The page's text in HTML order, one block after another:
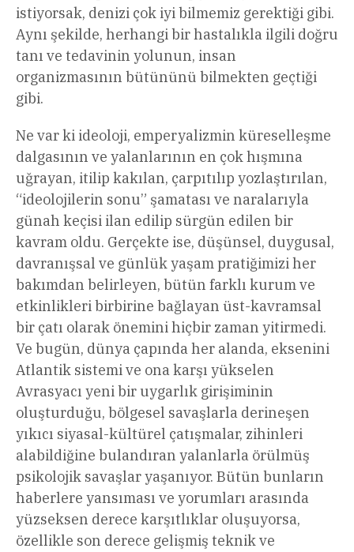
istiyorsak, denizi çok iyi bilmemiz gerektiği gibi.
Aynı şekilde, herhangi bir hastalıkla ilgili doğru
tanı ve tedavinin yolunun, insan
organizmasının bütününü bilmekten geçtiği
gibi.
Ne var ki ideoloji, emperyalizmin küreselleşme
dalgasının ve yalanlarının en çok hışmına
uğrayan, itilip kakılan, çarpıtılıp yozlaştırılan,
“ideolojilerin sonu” şamatası ve naralarıyla
günah keçisi ilan edilip sürgün edilen bir
kavram oldu. Gerçekte ise, düşünsel, duygusal,
davranışsal ve günlük yaşam pratiğimizi her
bakımdan belirleyen, bütün farklı kurum ve
etkinlikleri birbirine bağlayan üst-kavramsal
bir çatı olarak önemini hiçbir zaman yitirmedi.
Ve bugün, dünya çapında her alanda, eksenini
Atlantik sistemi ve ona karşı yükselen
Avrasyacı yeni bir uygarlık girişiminin
oluşturduğu, bölgesel savaşlarla derineşen
yıkıcı siyasal-kültürel çatışmalar, zihinleri
alabildiğine bulandıran yalanlarla örülmüş
psikolojik savaşlar yaşanıyor. Bütün bunların
haberlere yansıması ve yorumları arasında
yüzseksen derece karşıtlıklar oluşuyorsa,
özellikle son derece gelişmiş teknik ve